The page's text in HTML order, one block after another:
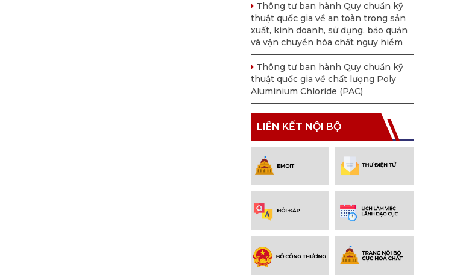
Thông tư ban hành Quy chuẩn kỹ
thuật quốc gia về an toàn trong sản
xuất, kinh doanh, sử dụng, bảo quản
và vận chuyển hóa chất nguy hiểm
Thông tư ban hành Quy chuẩn kỹ
thuật quốc gia về chất lượng Poly
Aluminium Chloride (PAC)
LIÊN KẾT NỘI BỘ